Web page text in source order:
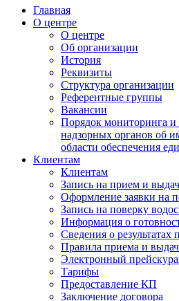
Главная
О центре
О центре
Об организации
История
Реквизиты
Структура организации
Референтные группы
Вакансии
Порядок мониторинга
надзорных органов об
области обеспечения
Клиентам
Клиентам
Запись на прием и
Оформление заявки на
Запись на поверку
Информация о
Сведения о
Правила приема и
Электронный
Тарифы
Предоставление КП
Заключение договора